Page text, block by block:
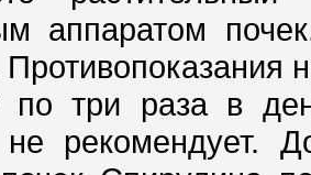
аппаратом
по три раза в
не рекомендует.